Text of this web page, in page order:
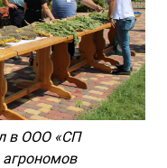
в ООО «СП
агрономов